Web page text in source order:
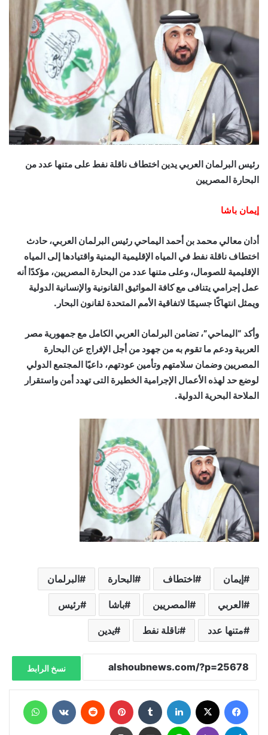
رئيس البرلمان العربي يدين اختطاف ناقلة نفط على متنها عدد من
البحارة المصريين
إيمان باشا
أدان معالي محمد بن أحمد اليماحي رئيس البرلمان العربي، حادث
اختطاف ناقلة نفط في المياه الإقليمية اليمنية واقتيادها إلى المياه
الإقليمية للصومال، وعلى متنها عدد من البحارة المصريين، مؤكدًا أنه
عمل إجرامي يتنافى مع كافة المواثيق القانونية والإنسانية الدولية
ويمثل انتهاكًا جسيمًا لاتفاقية الأمم المتحدة لقانون البحار.
وأكد “اليماحي”، تضامن البرلمان العربي الكامل مع جمهورية مصر
العربية ودعم ما تقوم به من جهود من أجل الإفراج عن البحارة
المصريين وضمان سلامتهم وتأمين عودتهم، داعيًا المجتمع الدولي
لوضع حد لهذه الأعمال الإجرامية الخطيرة التى تهدد أمن واستقرار
الملاحة البحرية الدولية.
إيمان اختطاف البحارة البرلمان
العربي المصريين باشا رئيس
متنها عدد ناقلة نفط يدين
نسخ الرابط